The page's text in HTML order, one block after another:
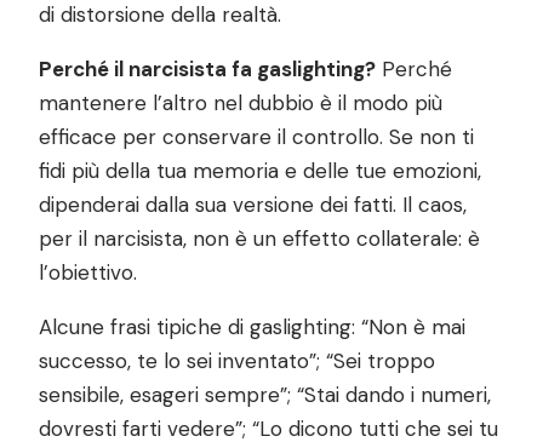
di distorsione della realtà.
Perché il narcisista fa gaslighting? Perché
mantenere l’altro nel dubbio è il modo più
efficace per conservare il controllo. Se non ti
fidi più della tua memoria e delle tue emozioni,
dipenderai dalla sua versione dei fatti. Il caos,
per il narcisista, non è un effetto collaterale: è
l’obiettivo.
Alcune frasi tipiche di gaslighting: “Non è mai
successo, te lo sei inventato”; “Sei troppo
sensibile, esageri sempre”; “Stai dando i numeri,
dovresti farti vedere”; “Lo dicono tutti che sei tu